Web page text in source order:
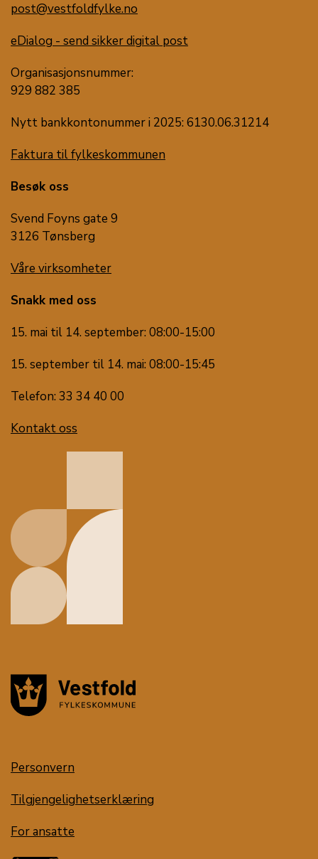
post@vestfoldfylke.no
eDialog - send sikker digital post
Organisasjonsnummer:
929 882 385
Nytt bankkontonummer i 2025: 6130.06.31214
Faktura til fylkeskommunen
Besøk oss
Svend Foyns gate 9
3126 Tønsberg
Våre virksomheter
Snakk med oss
15. mai til 14. september: 08:00-15:00
15. september til 14. mai: 08:00-15:45
Telefon: 33 34 40 00
Kontakt oss
Personvern
Tilgjengelighetserklæring
For ansatte